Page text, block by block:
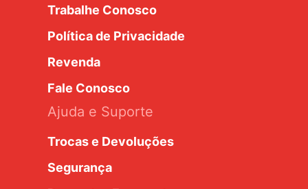
Trabalhe Conosco
Política de Privacidade
Revenda
Fale Conosco
Ajuda e Suporte
Trocas e Devoluções
Segurança